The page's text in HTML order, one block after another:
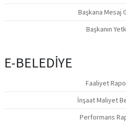
Başkana Mesaj
Başkanın
E-BELEDİYE
Faaliyet
İnşaat Maliyet
Performans